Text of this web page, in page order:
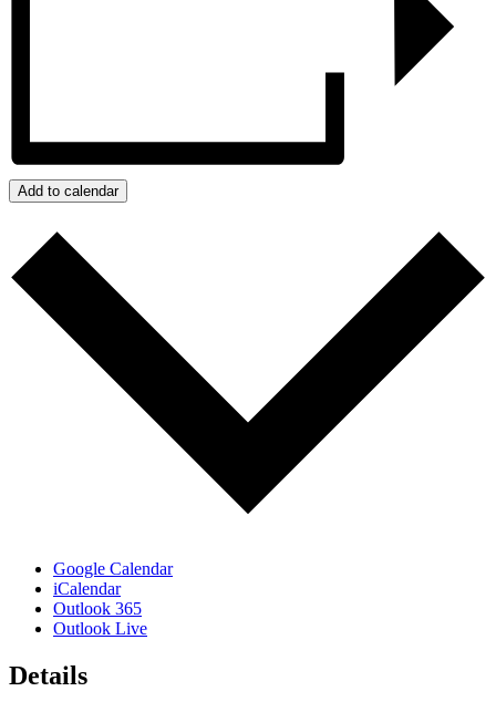
Add to calendar
Google Calendar
iCalendar
Outlook 365
Outlook Live
Details